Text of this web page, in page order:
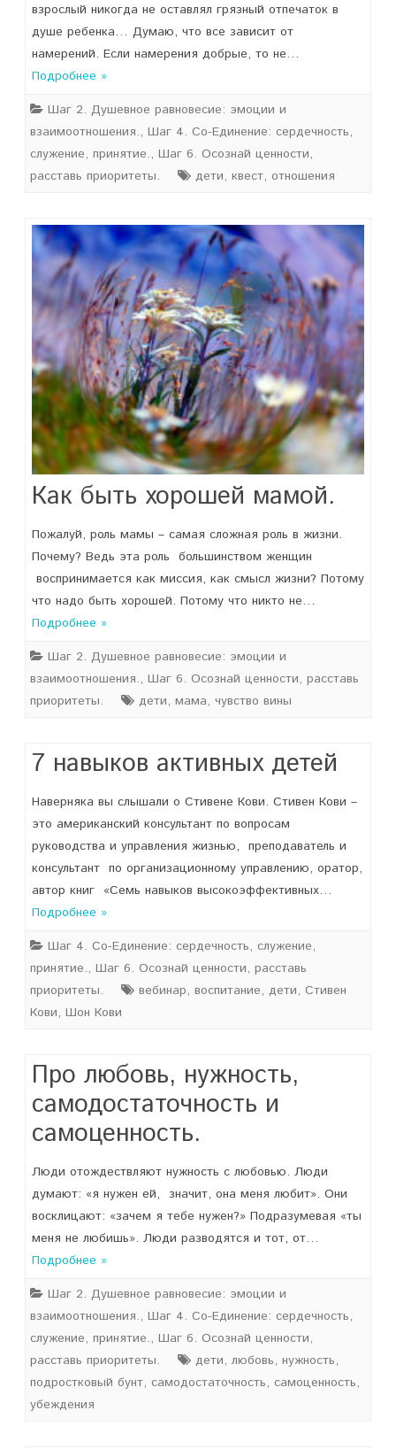
взрослый никогда не оставлял грязный отпечаток в
душе ребенка… Думаю, что все зависит от
намерений. Если намерения добрые, то не…
Подробнее »
Шаг 2. Душевное равновесие: эмоции и
взаимоотношения., Шаг 4. Со-Единение: сердечность,
служение, принятие., Шаг 6. Осознай ценности,
расставь приоритеты.
дети, квест, отношения
Как быть хорошей мамой.
Пожалуй, роль мамы – самая сложная роль в жизни.
Почему? Ведь эта роль большинством женщин
воспринимается как миссия, как смысл жизни? Потому
что надо быть хорошей. Потому что никто не…
Подробнее »
Шаг 2. Душевное равновесие: эмоции и
взаимоотношения., Шаг 6. Осознай ценности, расставь
приоритеты.
дети, мама, чувство вины
7 навыков активных детей
Наверняка вы слышали о Стивене Кови. Стивен Кови –
это американский консультант по вопросам
руководства и управления жизнью, преподаватель и
консультант по организационному управлению, оратор,
автор книг «Семь навыков высокоэффективных…
Подробнее »
Шаг 4. Со-Единение: сердечность, служение,
принятие., Шаг 6. Осознай ценности, расставь
приоритеты.
вебинар, воспитание, дети, Стивен
Кови, Шон Кови
Про любовь, нужность,
самодостаточность и
самоценность.
Люди отождествляют нужность с любовью. Люди
думают: «я нужен ей, значит, она меня любит». Они
восклицают: «зачем я тебе нужен?» Подразумевая «ты
меня не любишь». Люди разводятся и тот, от…
Подробнее »
Шаг 2. Душевное равновесие: эмоции и
взаимоотношения., Шаг 4. Со-Единение: сердечность,
служение, принятие., Шаг 6. Осознай ценности,
расставь приоритеты.
дети, любовь, нужность,
подростковый бунт, самодостаточность, самоценность,
убеждения